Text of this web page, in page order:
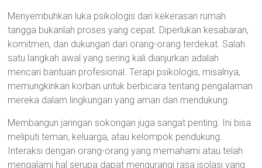
Menyembuhkan luka psikologis dari kekerasan rumah
tangga bukanlah proses yang cepat. Diperlukan kesabaran,
komitmen, dan dukungan dari orang-orang terdekat. Salah
satu langkah awal yang sering kali dianjurkan adalah
mencari bantuan profesional. Terapi psikologis, misalnya,
memungkinkan korban untuk berbicara tentang pengalaman
mereka dalam lingkungan yang aman dan mendukung.
Membangun jaringan sokongan juga sangat penting. Ini bisa
meliputi teman, keluarga, atau kelompok pendukung.
Interaksi dengan orang-orang yang memahami atau telah
mengalami hal serupa dapat mengurangi rasa isolasi yang